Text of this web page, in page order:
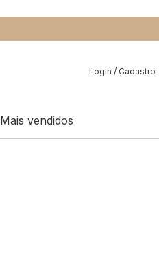
Login / Cadastro
Mais vendidos